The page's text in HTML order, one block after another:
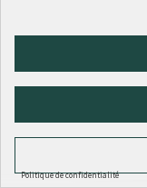
Politique de confidentialité